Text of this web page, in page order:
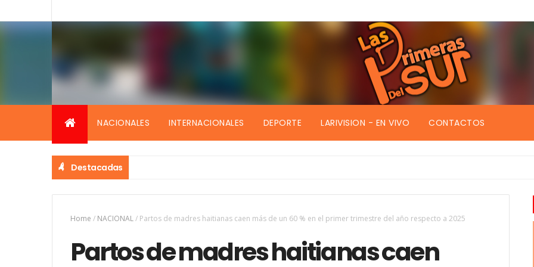
NACIONALES INTERNACIONALES DEPORTE LARIVISION - EN VIVO CONTACTOS
Destacadas
Home / NACIONAL/ Partos de madres haitianas caen más de un 60 % en el primer trimestre del año respecto a 2025
Partos de madres haitianas caen